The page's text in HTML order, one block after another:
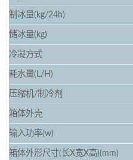
制冰量(kg/24h)
储冰量(kg)
冷凝方式
耗水量(L/H)
压缩机/制冷剂
箱体外壳
输入功率(w)
箱体外形尺寸(长X宽X高)(mm)